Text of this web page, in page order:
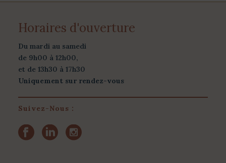
Horaires d'ouverture
Du mardi au samedi
de 9h00 à 12h00,
et de 13h30 à 17h30
Uniquement sur rendez-vous
Suivez-Nous :